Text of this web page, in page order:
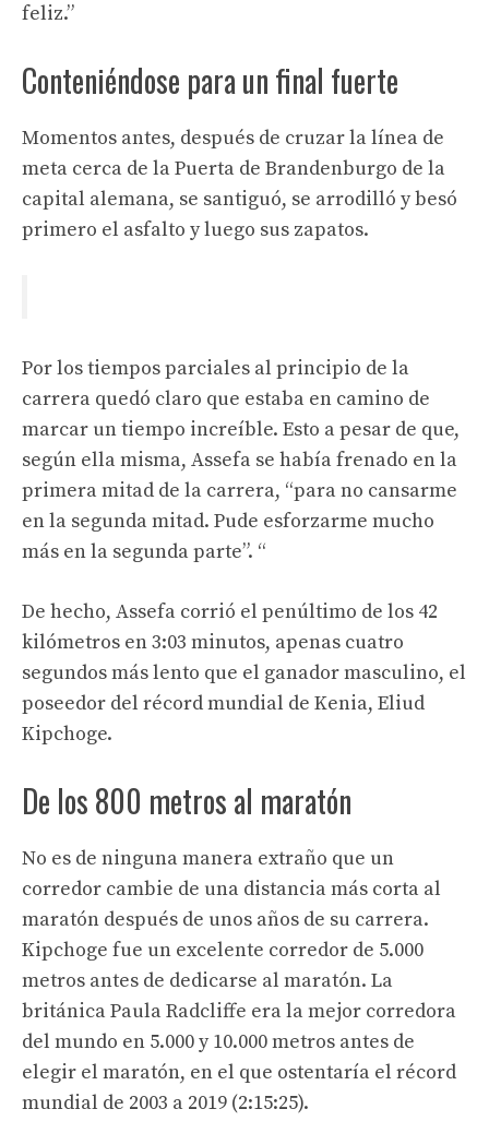
feliz.”
Conteniéndose para un final fuerte
Momentos antes, después de cruzar la línea de
meta cerca de la Puerta de Brandenburgo de la
capital alemana, se santiguó, se arrodilló y besó
primero el asfalto y luego sus zapatos.
Por los tiempos parciales al principio de la
carrera quedó claro que estaba en camino de
marcar un tiempo increíble. Esto a pesar de que,
según ella misma, Assefa se había frenado en la
primera mitad de la carrera, “para no cansarme
en la segunda mitad. Pude esforzarme mucho
más en la segunda parte”. “
De hecho, Assefa corrió el penúltimo de los 42
kilómetros en 3:03 minutos, apenas cuatro
segundos más lento que el ganador masculino, el
poseedor del récord mundial de Kenia, Eliud
Kipchoge.
De los 800 metros al maratón
No es de ninguna manera extraño que un
corredor cambie de una distancia más corta al
maratón después de unos años de su carrera.
Kipchoge fue un excelente corredor de 5.000
metros antes de dedicarse al maratón. La
británica Paula Radcliffe era la mejor corredora
del mundo en 5.000 y 10.000 metros antes de
elegir el maratón, en el que ostentaría el récord
mundial de 2003 a 2019 (2:15:25).